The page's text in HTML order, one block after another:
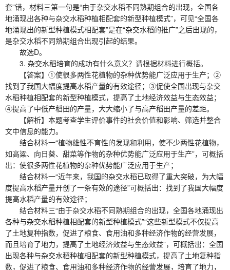
套”错，材料三第一句是“由于杂交水稻不同熟期组合的出现，全国各
地涌现出各种与杂交水稻种植相配套的新型种植模式”，可见“全国各
地涌现出的新型种植模式相配套”是在“杂交水稻的推广”之后出现的，
是杂交水稻不同熟期组合出现引起的结果。
故选D。
3. 杂交水稻培育的成功有什么意义？请根据材料进行概括。
【答案】①使很多两性花植物的杂种优势能广泛应用于生产；②
找到了我国大幅度提高水稻产量的有效途径；③促使全国出现与杂交
水稻种植相配套的新型种植模式，提高了土地经济效益与生态效益；
④提高了中低产稻田的产量，大大缩小了与高产稻田产量的差距。
【解析】本题考查学生评价事件的社会价值和影响、筛选并整合
文中信息的能力。
结合材料一“植物雄性不育性的发现和利用，使不少两性花植物，
如高粱、向日葵、甜菜等作物的杂种优势能广泛应用于生产”，可概括
出：使很多两性花植物的杂种优势能广泛应用于生产；
结合材料一“近年来，我国的杂交水稻已取得了重大突破，为大幅
度提高水稻产量开创了一条有效的途径”可概括出：找到了我国大幅度
提高水稻产量的有效途径；
结合材料三“由于杂交水稻不同熟期组合的出现，全国各地涌现出
各种与杂交水稻种植相配套的新型种植模式”“这些新型模式不仅提高
了土地复种指数，促进了粮食、食用油和多种经济作物的经营发展，
而且培育了地力，提高了土地经济效益与生态效益”，可概括出：全国
出现各种与杂交水稻种植相配套的新型种植模式，提高了土地复种指
数，促进了粮食、食用油和多种经济作物的经营发展，培育了地力，